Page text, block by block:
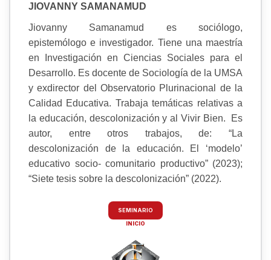
SEMINARIO
INICIO
JIOVANNY SAMANAMUD
Jiovanny Samanamud es sociólogo,
epistemólogo e investigador. Tiene una maestría
en Investigación en Ciencias Sociales para el
Desarrollo. Es docente de Sociología de la UMSA
y exdirector del Observatorio Plurinacional de la
Calidad Educativa. Trabaja temáticas relativas a
la educación, descolonización y al Vivir Bien. Es
autor, entre otros trabajos, de: “La
descolonización de la educación. El ‘modelo’
educativo socio- comunitario productivo” (2023);
“Siete tesis sobre la descolonización” (2022).